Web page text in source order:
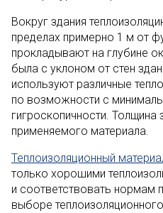
Вокруг здания
пределах примерно 1 м от
прокладывают на глубине
была с уклоном от стен
используют различные
по возможности с
гигроскопичности. Толщина
применяемого материала.
Теплоизоляционный
только хорошими
и соответствовать нормам
выборе